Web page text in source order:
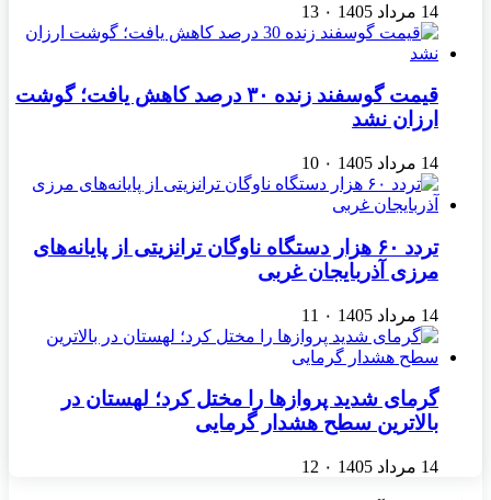
14 مرداد 1405 ۰ 13
قیمت گوسفند زنده ۳۰ درصد کاهش یافت؛ گوشت
ارزان نشد
14 مرداد 1405 ۰ 10
تردد ۶۰ هزار دستگاه ناوگان ترانزیتی از پایانه‌های
مرزی آذربایجان ‌غربی
14 مرداد 1405 ۰ 11
گرمای شدید پروازها را مختل کرد؛ لهستان در
بالاترین سطح هشدار گرمایی
14 مرداد 1405 ۰ 12